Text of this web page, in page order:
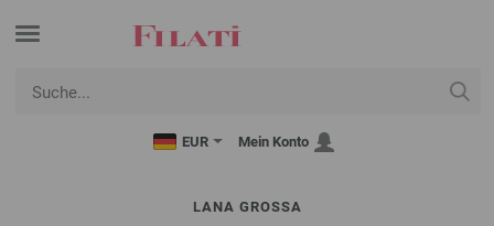
EUR Mein Konto
LANA GROSSA